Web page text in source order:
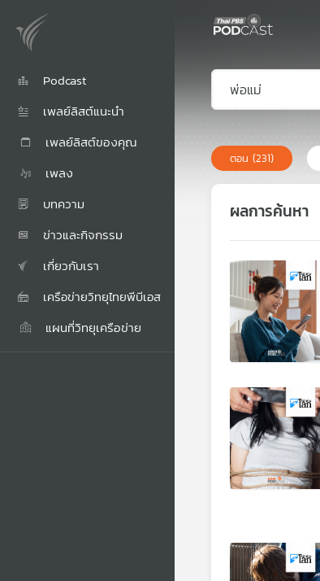
Podcast
เพลย์ลิสต์แนะนำ
เพลย์ลิสต์ของคุณ
เพลง
บทความ
ข่าวและกิจกรรม
เกี่ยวกับเรา
เครือข่ายวิทยุไทยพีบีเอส
แผนที่วิทยุเครือข่าย
ตอน (231)
ผลการค้นหา